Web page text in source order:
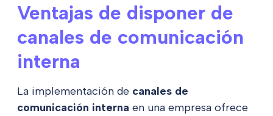
Ventajas de disponer de
canales de comunicación
interna
La implementación de canales de
comunicación interna en una empresa ofrece